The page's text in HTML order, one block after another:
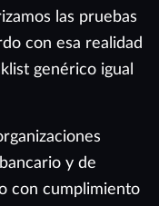
las pruebas
con esa realidad
genérico igual
y de
con cumplimiento